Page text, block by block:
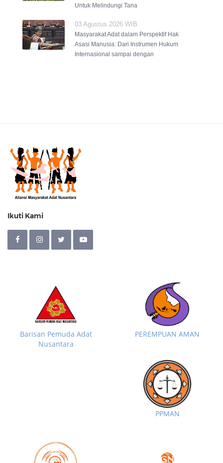
Untuk Melindungi Tana
03 Agustus 2026 WIB
Masyarakat Adat dalam Perspektif Hak
Asasi Manusia: Dari Instrumen Hukum
Internasional sampai dengan
Ikuti Kami
Barisan Pemuda Adat
Nusantara
PEREMPUAN AMAN
PPMAN